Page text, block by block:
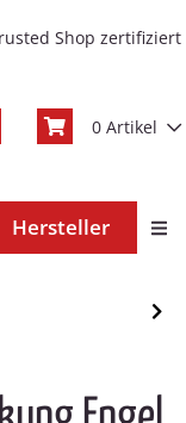
Shop zertifiziert
0 Artikel
Hersteller